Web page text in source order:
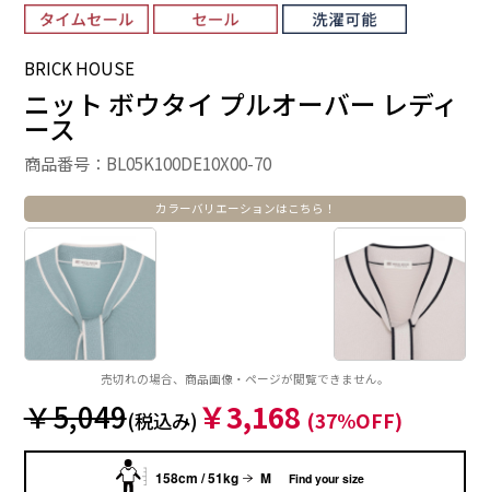
BRICK HOUSE
ニット ボウタイ プルオーバー レディ
ース
商品番号：BL05K100DE10X00-70
カラーバリエーションはこちら！
売切れの場合、商品画像・ページが閲覧できません。
￥5,049(税込み) ￥3,168 (37%OFF)
158cm / 51kg M Find your size